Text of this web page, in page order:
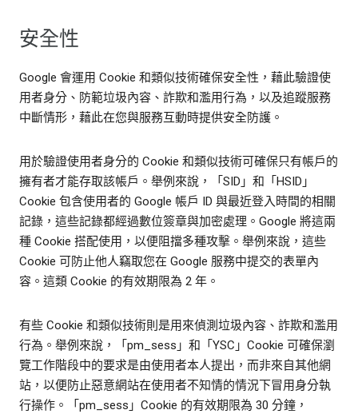
安全性
Google 會運用 Cookie 和類似技術確保安全性，藉此驗證使
用者身分、防範垃圾內容、詐欺和濫用行為，以及追蹤服務
中斷情形，藉此在您與服務互動時提供安全防護。
用於驗證使用者身分的 Cookie 和類似技術可確保只有帳戶的
擁有者才能存取該帳戶。舉例來說，「SID」和「HSID」
Cookie 包含使用者的 Google 帳戶 ID 與最近登入時間的相關
記錄，這些記錄都經過數位簽章與加密處理。Google 將這兩
種 Cookie 搭配使用，以便阻擋多種攻擊。舉例來說，這些
Cookie 可防止他人竊取您在 Google 服務中提交的表單內
容。這類 Cookie 的有效期限為 2 年。
有些 Cookie 和類似技術則是用來偵測垃圾內容、詐欺和濫用
行為。舉例來說，「pm_sess」和「YSC」Cookie 可確保瀏
覽工作階段中的要求是由使用者本人提出，而非來自其他網
站，以便防止惡意網站在使用者不知情的情況下冒用身分執
行操作。「pm_sess」Cookie 的有效期限為 30 分鐘，